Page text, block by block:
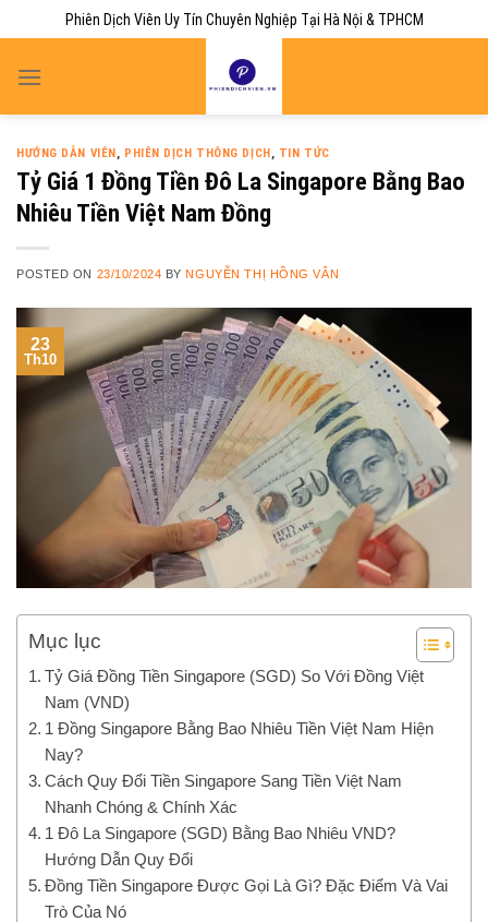
to
content
Phiên Dịch Viên Uy Tín Chuyên Nghiệp Tại Hà Nội & TPHCM
HƯỚNG DẪN VIÊN, PHIÊN DỊCH THÔNG DỊCH, TIN TỨC
Tỷ Giá 1 Đồng Tiền Đô La Singapore Bằng Bao
Nhiêu Tiền Việt Nam Đồng
POSTED ON 23/10/2024 BYNGUYỄN THỊ HỒNG VÂN
23
Th10
Mục lục
Tỷ Giá Đồng Tiền Singapore (SGD) So Với Đồng Việt
Nam (VND)
1 Đồng Singapore Bằng Bao Nhiêu Tiền Việt Nam Hiện
Nay?
Cách Quy Đổi Tiền Singapore Sang Tiền Việt Nam
Nhanh Chóng & Chính Xác
1 Đô La Singapore (SGD) Bằng Bao Nhiêu VND?
Hướng Dẫn Quy Đổi
Đồng Tiền Singapore Được Gọi Là Gì? Đặc Điểm Và Vai
Trò Của Nó